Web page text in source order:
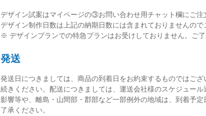
デザイン試案はマイページの③お問い合わせ用チャット欄にご注
デザイン制作日数は上記の納期日数には含まれておりませんので
※ デザインプランでの特急プランはお受けしておりません。ご了
発送
発送日につきましては、 商品の到着日をお約束するものではござ
続きください。配送につきましては、運送会社様のスケジュー
影響等や、離島・山間部・郡部など一部例外の地域は、到着予
了承ください。